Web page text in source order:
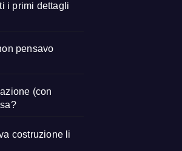
i primi dettagli
pensavo
(con
costruzione li